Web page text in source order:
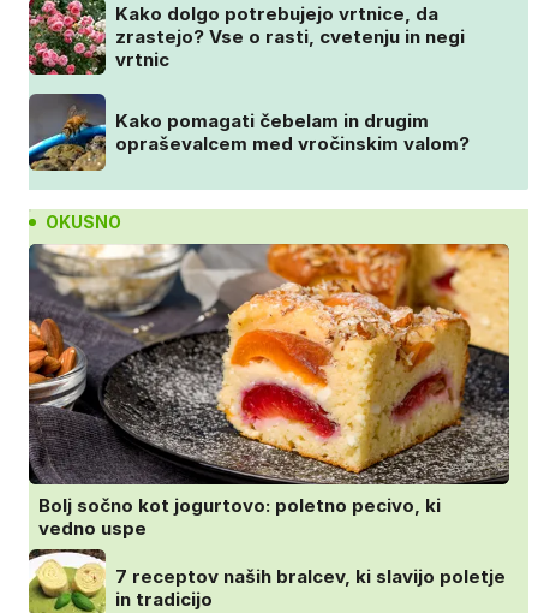
Kako dolgo potrebujejo vrtnice, da
zrastejo? Vse o rasti, cvetenju in negi
vrtnic
Kako pomagati čebelam in drugim
opraševalcem med vročinskim valom?
OKUSNO
Bolj sočno kot jogurtovo: poletno pecivo, ki
vedno uspe
7 receptov naših bralcev, ki slavijo poletje
in tradicijo